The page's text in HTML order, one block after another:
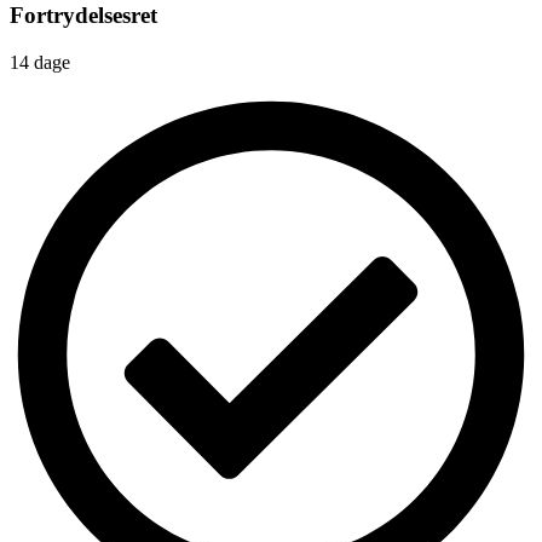
Fortrydelsesret
14 dage